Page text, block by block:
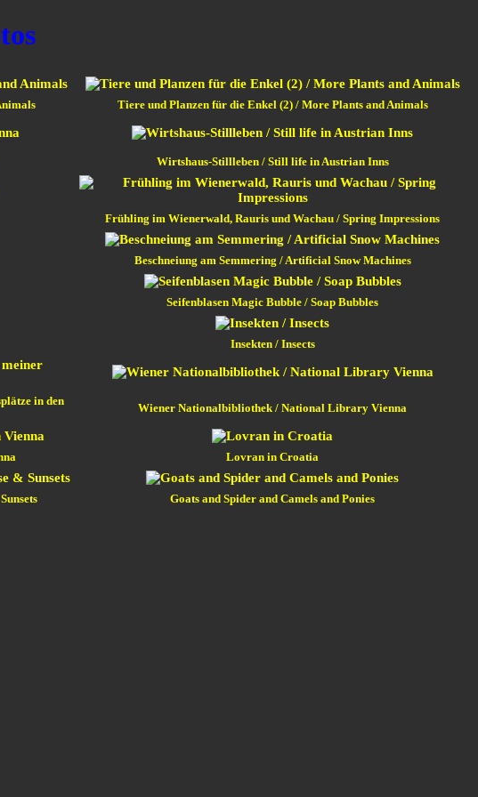
Tiere und Planzen für die Enkel (2) / More Plants and Animals
Wirtshaus-Stillleben / Still life in Austrian Inns
Frühling im Wienerwald, Rauris und Wachau / Spring Impressions
Beschneiung am Semmering / Artificial Snow Machines
Seifenblasen Magic Bubble / Soap Bubbles
Insekten / Insects
in den
Wiener Nationalbibliothek / National Library Vienna
Lovran in Croatia
Goats and Spider and Camels and Ponies